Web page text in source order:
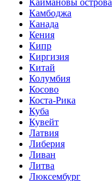
Камбоджа
Канада
Кения
Кипр
Киргизия
Китай
Колумбия
Косово
Коста-Рика
Куба
Кувейт
Латвия
Либерия
Ливан
Литва
Люксембург